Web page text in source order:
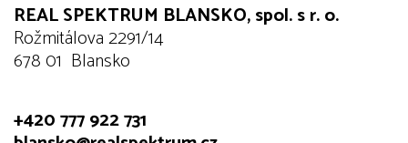
REAL SPEKTRUM BLANSKO, spol. s r. o.
Rožmitálova 2291/14
678 01 Blansko
+420 777 922 731